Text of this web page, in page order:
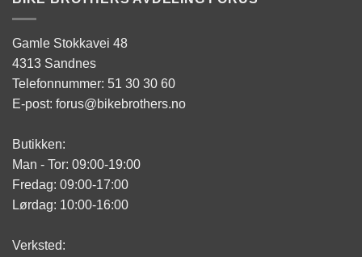
Gamle Stokkavei 48
4313 Sandnes
Telefonnummer: 51 30 30 60
E-post: forus@bikebrothers.no
Butikken:
Man - Tor: 09:00-19:00
Fredag: 09:00-17:00
Lørdag: 10:00-16:00
Verksted: